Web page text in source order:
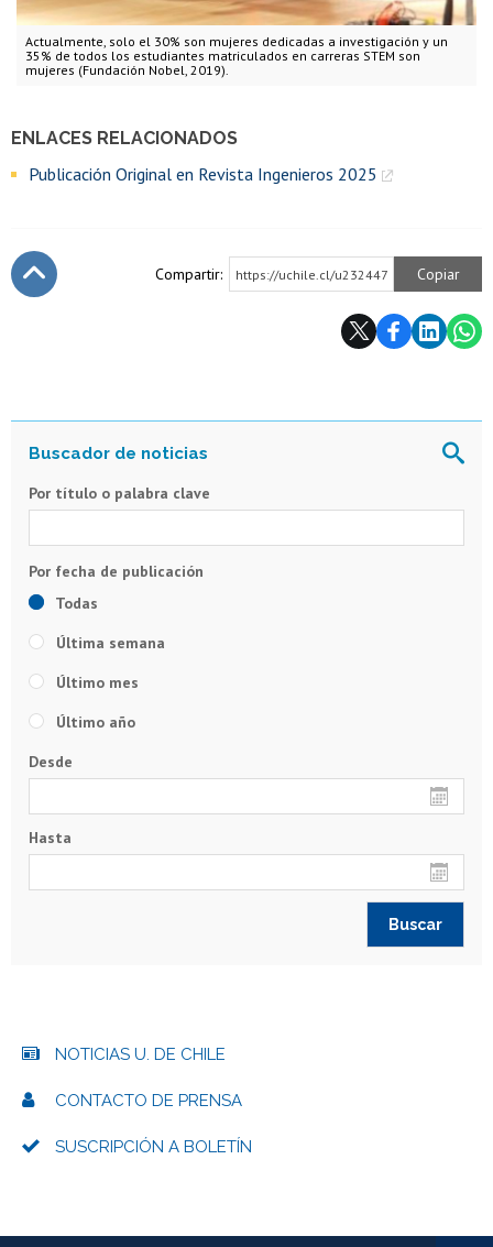
Actualmente, solo el 30% son mujeres dedicadas a investigación y un
35% de todos los estudiantes matriculados en carreras STEM son
mujeres (Fundación Nobel, 2019).
ENLACES RELACIONADOS
Publicación Original en Revista Ingenieros 2025
Compartir: https://uchile.cl/u232447 Copiar
Por título o palabra clave
Todas
Última semana
Último mes
Último año
Desde
Hasta
NOTICIAS U. DE CHILE
CONTACTO DE PRENSA
SUSCRIPCIÓN A BOLETÍN